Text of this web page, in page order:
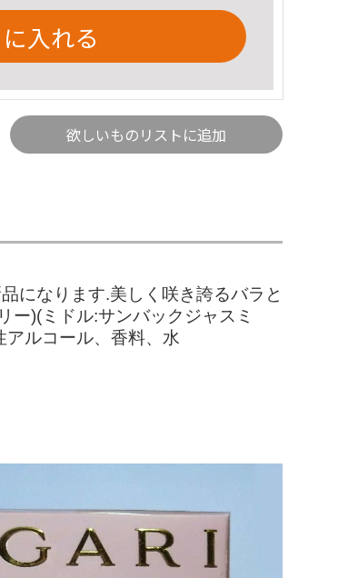
入れる
欲しいものリストに追加
になります.美しく咲き誇るバラと
)(ミドル:サンバックジャスミ
ルコール、香料、水